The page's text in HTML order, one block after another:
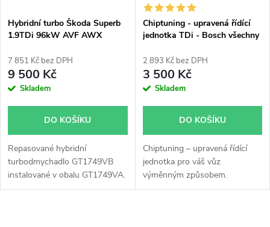
p
r
o
u
k
s
p
r
o
d
u
k
Hybridní turbo Škoda Superb
1.9TDi 96kW AVF AWX
7 851 Kč bez DPH
9 500 Kč
Skladem
DO KOŠÍKU
Repasované hybridní
turbodmychadlo GT1749VB
instalované v obalu GT1749VA.
Vhodné zejména k
Chiptuning - upravená řídící
jednotka TDi - Bosch všechny
2 893 Kč bez DPH
3 500 Kč
Skladem
DO KOŠÍKU
Chiptuning – upravená řídící
jednotka pro váš vůz
výměnným způsobem.